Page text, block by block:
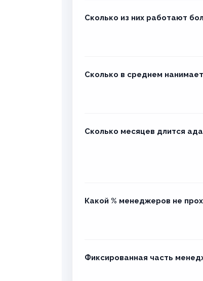
Сколько из них работают
Сколько в среднем
Сколько месяцев длится
Какой % менеджеров не
Фиксированная часть